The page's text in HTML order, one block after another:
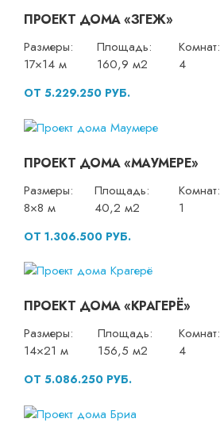
ПРОЕКТ ДОМА «ЗГЕЖ»
Размеры:
17×14 м
Площадь:
160,9 м2
Комнат:
4
ОТ 5.229.250 РУБ.
ПРОЕКТ ДОМА «МАУМЕРЕ»
Размеры:
8×8 м
Площадь:
40,2 м2
Комнат:
1
ОТ 1.306.500 РУБ.
ПРОЕКТ ДОМА «КРАГЕРЁ»
Размеры:
14×21 м
Площадь:
156,5 м2
Комнат:
4
ОТ 5.086.250 РУБ.